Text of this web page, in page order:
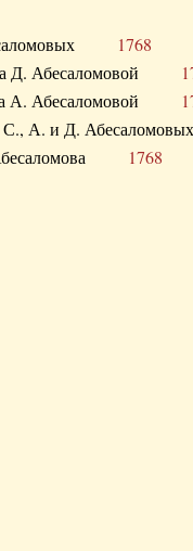
1768
Д. Абесаломовой
А. Абесаломовой
В., С., А. и Д.
Абесаломова 1768